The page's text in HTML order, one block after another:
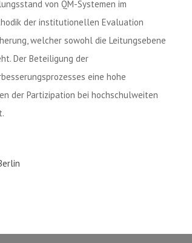
von QM-Systemen im
der institutionellen Evaluation
welcher sowohl die Leitungsebene
Der Beteiligung der
eine hohe
der Partizipation bei hochschulweiten